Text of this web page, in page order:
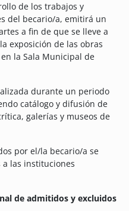
de los trabajos y
del becario/a, emitirá un
a fin de que se lleve a
exposición de las obras
la Sala Municipal de
durante un periodo
catálogo y difusión de
galerías y museos de
por el/la becario/a se
las instituciones
de admitidos y excluidos